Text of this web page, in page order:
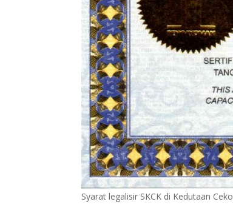
Syarat legalisir SKCK di Kedutaan Ceko